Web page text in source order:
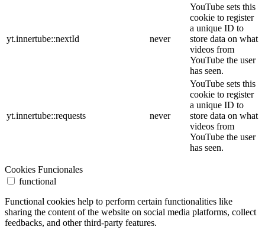
yt.innertube::nextId never
YouTube sets this
cookie to register
a unique ID to
store data on what
videos from
YouTube the user
has seen.
yt.innertube::requests never
YouTube sets this
cookie to register
a unique ID to
store data on what
videos from
YouTube the user
has seen.
Cookies Funcionales
functional
Functional cookies help to perform certain functionalities like
sharing the content of the website on social media platforms, collect
feedbacks, and other third-party features.